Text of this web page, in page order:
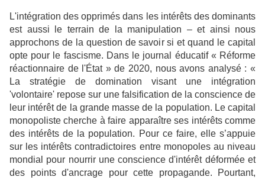
L'intégration des opprimés dans les intérêts des dominants
est aussi le terrain de la manipulation – et ainsi nous
approchons de la question de savoir si et quand le capital
opte pour le fascisme. Dans le journal éducatif « Réforme
réactionnaire de l'État » de 2020, nous avons analysé : «
La stratégie de domination visant une intégration
'volontaire' repose sur une falsification de la conscience de
leur intérêt de la grande masse de la population. Le capital
monopoliste cherche à faire apparaître ses intérêts comme
des intérêts de la population. Pour ce faire, elle s’appuie
sur les intérêts contradictoires entre monopoles au niveau
mondial pour nourrir une conscience d'intérêt déformée et
des points d'ancrage pour cette propagande. Pourtant,